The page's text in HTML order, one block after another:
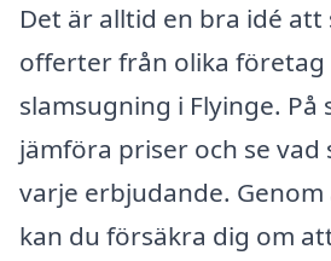
Det är alltid en bra idé att
offerter från olika
slamsugning i Flyinge. På
jämföra priser och se vad
varje erbjudande.
kan du försäkra dig om